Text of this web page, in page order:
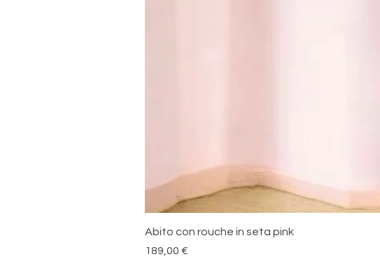
Abito con rouche in seta pink
Prezzo
189,00 €